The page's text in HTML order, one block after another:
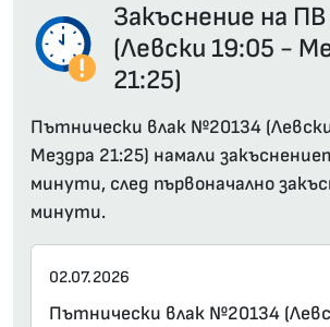
Закъснение на
(Левски 19:05 -
21:25)
Пътнически влак №20134
Мездра 21:25) намали
минути, след първоначално
минути.
02.07.2026
Пътнически влак №20134